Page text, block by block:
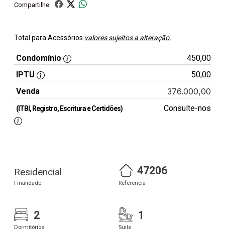
Compartilhe:
Total para Acessórios valores sujeitos a alteração.
Condomínio
450,00
IPTU
50,00
Venda
376.000,00
(ITBI, Registro, Escritura e Certidões) Consulte-nos
Residencial
Finalidade
47206
Referência
2
Dormitórios
1
Suite